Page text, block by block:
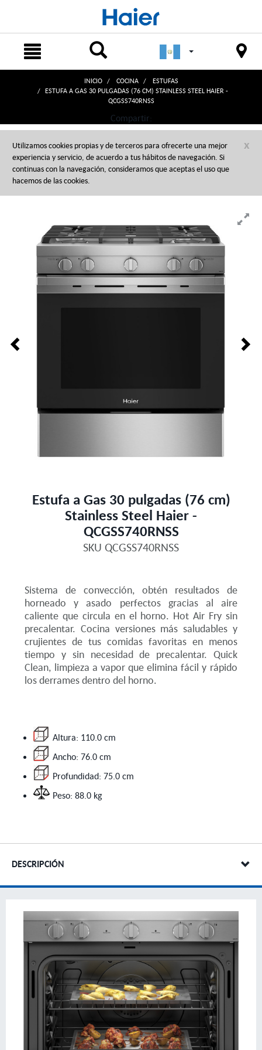
INICIO COCINA
ESTUFAS
ESTUFA A GAS 30 PULGADAS (76 CM) STAINLESS STEEL HAIER -
QCGSS740RNSS
Compartir:
x
Utilizamos cookies propias y de terceros para ofrecerte una mejor
experiencia y servicio, de acuerdo a tus hábitos de navegación. Si
continuas con la navegación, consideramos que aceptas el uso que
hacemos de las cookies.
Estufa a Gas 30 pulgadas (76 cm)
Stainless Steel Haier -
QCGSS740RNSS
SKU QCGSS740RNSS
Sistema de convección, obtén resultados de
horneado y asado perfectos gracias al aire
caliente que circula en el horno. Hot Air Fry sin
precalentar. Cocina versiones más saludables y
crujientes de tus comidas favoritas en menos
tiempo y sin necesidad de precalentar. Quick
Clean, limpieza a vapor que elimina fácil y rápido
los derrames dentro del horno.
Altura: 110.0 cm
Ancho: 76.0 cm
Profundidad: 75.0 cm
Peso: 88.0 kg
DESCRIPCIÓN